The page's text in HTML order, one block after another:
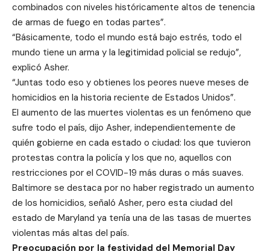
combinados con niveles históricamente altos de tenencia
de armas de fuego en todas partes”.
“Básicamente, todo el mundo está bajo estrés, todo el
mundo tiene un arma y la legitimidad policial se redujo”,
explicó Asher.
“Juntas todo eso y obtienes los peores nueve meses de
homicidios en la historia reciente de Estados Unidos”.
El aumento de las muertes violentas es un fenómeno que
sufre todo el país, dijo Asher, independientemente de
quién gobierne en cada estado o ciudad: los que tuvieron
protestas contra la policía y los que no, aquellos con
restricciones por el COVID-19 más duras o más suaves.
Baltimore se destaca por no haber registrado un aumento
de los homicidios, señaló Asher, pero esta ciudad del
estado de Maryland ya tenía una de las tasas de muertes
violentas más altas del país.
Preocupación por la festividad del Memorial Day